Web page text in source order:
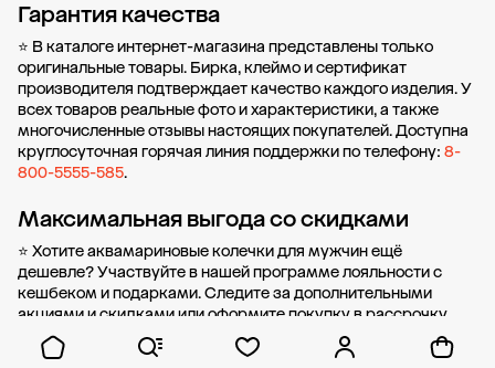
Гарантия качества
⭐ В каталоге интернет-магазина представлены только
оригинальные товары. Бирка, клеймо и сертификат
производителя подтверждает качество каждого изделия. У
всех товаров реальные фото и характеристики, а также
многочисленные отзывы настоящих покупателей. Доступна
круглосуточная горячая линия поддержки по телефону: 8-
800-5555-585.
Максимальная выгода со скидками
⭐ Хотите аквамариновые колечки для мужчин ещё
дешевле? Участвуйте в нашейпрограмме лояльностис
кешбеком и подарками. Следите за дополнительными
акциями и скидкамиили оформитепокупку в рассрочку
без первоначального взноса от стоимости.